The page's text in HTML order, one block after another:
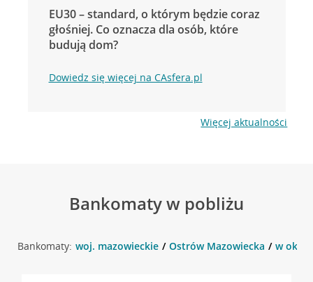
EU30 – standard, o którym będzie coraz
głośniej. Co oznacza dla osób, które
budują dom?
Dowiedz się więcej na CAsfera.pl
Więcej aktualności
Bankomaty w pobliżu
Bankomaty: woj. mazowieckie Ostrów Mazowiecka w